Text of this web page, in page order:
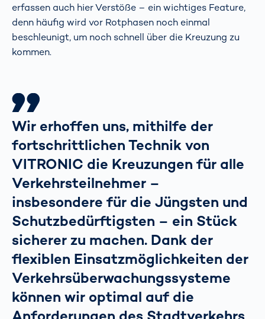
erfassen auch hier Verstöße – ein wichtiges Feature,
denn häufig wird vor Rotphasen noch einmal
beschleunigt, um noch schnell über die Kreuzung zu
kommen.
Wir erhoffen uns, mithilfe der
fortschrittlichen Technik von
VITRONIC die Kreuzungen für alle
Verkehrsteilnehmer –
insbesondere für die Jüngsten und
Schutzbedürftigsten – ein Stück
sicherer zu machen. Dank der
flexiblen Einsatzmöglichkeiten der
Verkehrsüberwachungssysteme
können wir optimal auf die